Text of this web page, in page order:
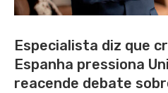
Especialista diz que
Espanha pressiona
reacende debate